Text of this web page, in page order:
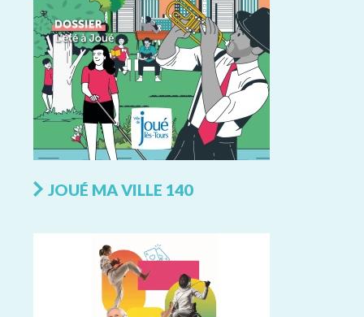
JOUÉ MA VILLE 140